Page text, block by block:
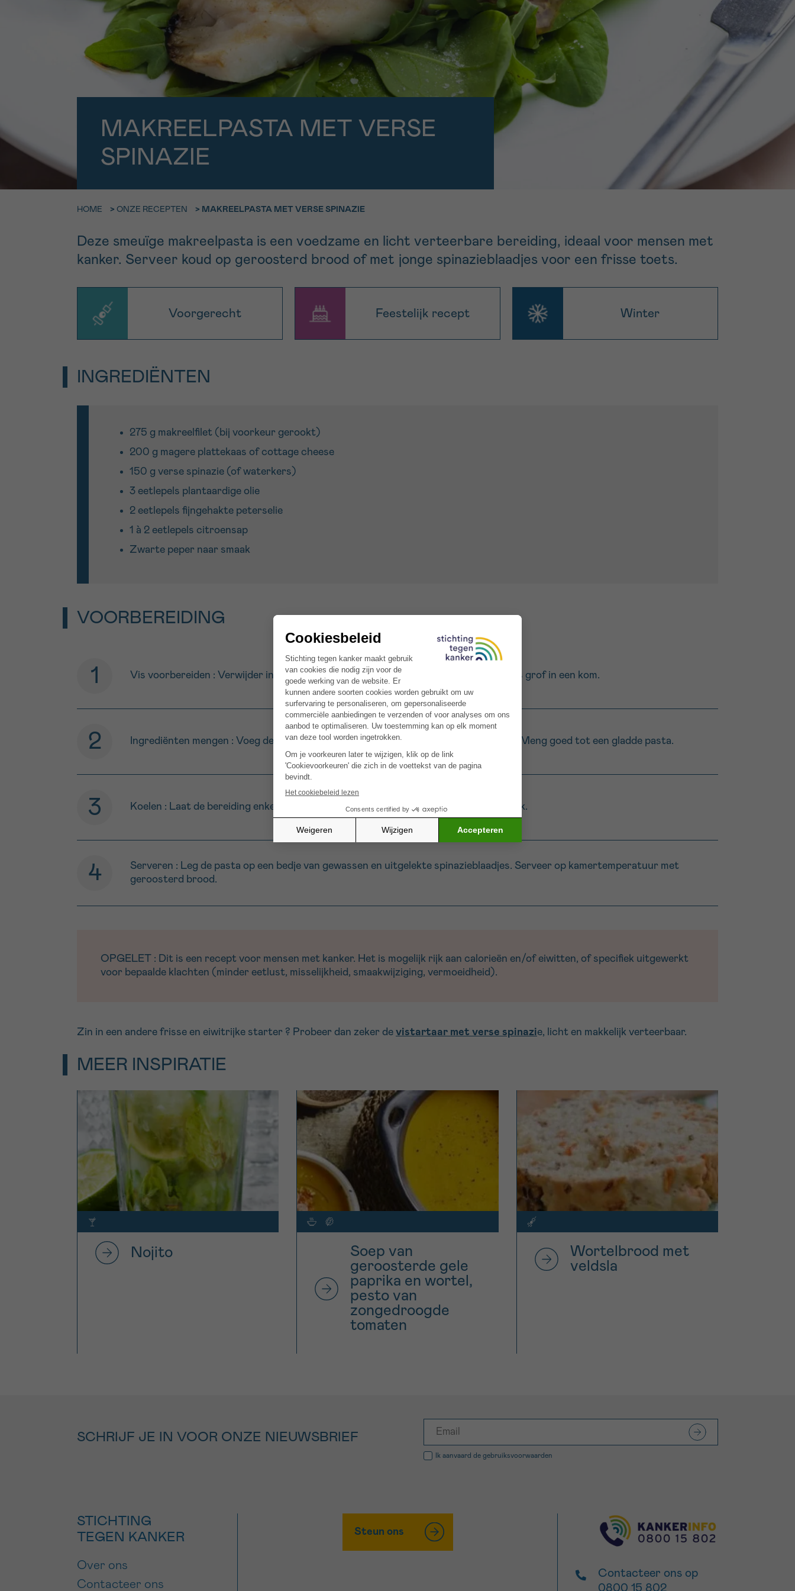
MAKREELPASTA MET VERSE
SPINAZIE
HOME > ONZE RECEPTEN > MAKREELPASTA MET VERSE SPINAZIE
Deze smeuïge makreelpasta is een voedzame en licht verteerbare bereiding, ideaal voor mensen met
kanker. Serveer koud op geroosterd brood of met jonge spinazieblaadjes voor een frisse toets.
Voorgerecht Feestelijk recept Winter
INGREDIËNTEN
275 g makreelfilet (bij voorkeur gerookt)
200 g magere plattekaas of cottage cheese
150 g verse spinazie (of waterkers)
3 eetlepels plantaardige olie
2 eetlepels fijngehakte peterselie
1 à 2 eetlepels citroensap
Zwarte peper naar smaak
VOORBEREIDING
Vis voorbereiden : Verwijder indien nodig de graten uit de makreel. Verkruimel de vis grof in een kom.
Ingrediënten mengen : Voeg de plattekaas, olie, peterselie, citroensap en peper toe. Meng goed tot een gladde pasta.
Koelen : Laat de bereiding enkele uren rusten in de koelkast voor een optimale smaak.
Serveren : Leg de pasta op een bedje van gewassen en uitgelekte spinazieblaadjes. Serveer op kamertemperatuur met
geroosterd brood.
OPGELET : Dit is een recept voor mensen met kanker. Het is mogelijk rijk aan calorieën en/of eiwitten, of specifiek uitgewerkt
voor bepaalde klachten (minder eetlust, misselijkheid, smaakwijziging, vermoeidheid).
Zin in een andere frisse en eiwitrijke starter ? Probeer dan zeker de vistartaar met verse spinazie, licht en makkelijk verteerbaar.
MEER INSPIRATIE
Nojito
Soep van
geroosterde gele
paprika en wortel,
pesto van
zongedroogde
tomaten
Wortelbrood met
veldsla
SCHRIJF JE IN VOOR ONZE NIEUWSBRIEF
Ik aanvaard de gebruiksvoorwaarden
ma-vrij 9u tot 18u
contactformulier
Ik wil graag opgebeld
worden
Meer weten over
Kankerinfo
MIJN VRAAG
13h-16h 16h-18h
Verder
STICHTING
TEGEN KANKER
Over ons
Contacteer ons
Steun ons
Contacteer ons op
0800 15 802